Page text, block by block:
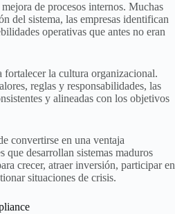
de procesos internos. Muchas
del sistema, las empresas identifican
operativas que antes no eran
la cultura organizacional.
reglas y responsabilidades, las
y alineadas con los objetivos
convertirse en una ventaja
que desarrollan sistemas maduros
crecer, atraer inversión, participar en
situaciones de crisis.